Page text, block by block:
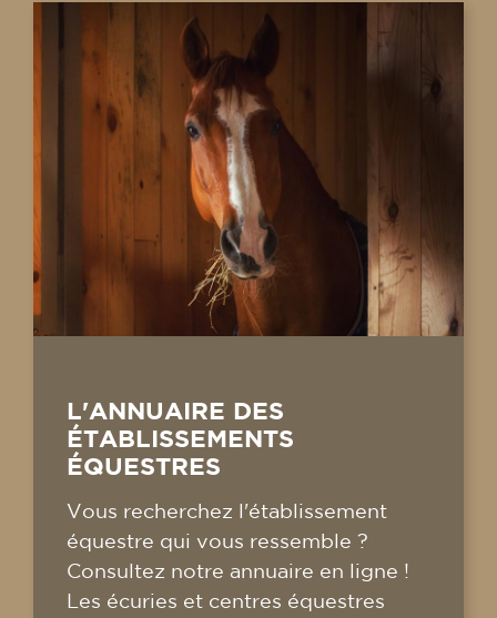
L'ANNUAIRE DES
ÉTABLISSEMENTS
ÉQUESTRES
Vous recherchez l'établissement
équestre qui vous ressemble ?
Consultez notre annuaire en ligne !
Les écuries et centres équestres